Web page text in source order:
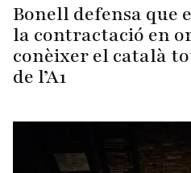
Bonell defensa que
la contractació en
conèixer el català
de l’A1